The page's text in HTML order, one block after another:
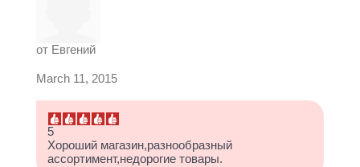
от Евгений
March 11, 2015
5
Хороший магазин,разнообразный
ассортимент,недорогие товары.